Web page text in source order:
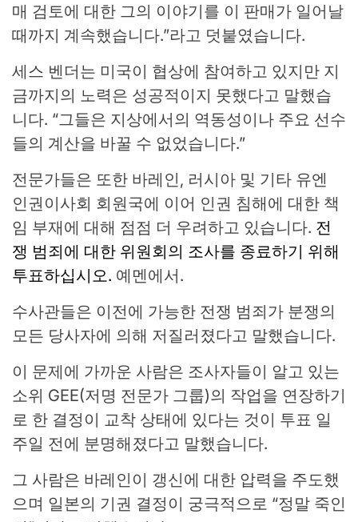
매 검토에 대한 그의 이야기를 이 판매가 일어날
때까지 계속했습니다.”라고 덧붙였습니다.
세스 벤더는 미국이 협상에 참여하고 있지만 지
금까지의 노력은 성공적이지 못했다고 말했습
니다. “그들은 지상에서의 역동성이나 주요 선수
들의 계산을 바꿀 수 없었습니다.”
전문가들은 또한 바레인, 러시아 및 기타 유엔
인권이사회 회원국에 이어 인권 침해에 대한 책
임 부재에 대해 점점 더 우려하고 있습니다. 전
쟁 범죄에 대한 위원회의 조사를 종료하기 위해
투표하십시오. 예멘에서.
수사관들은 이전에 가능한 전쟁 범죄가 분쟁의
모든 당사자에 의해 저질러졌다고 말했습니다.
이 문제에 가까운 사람은 조사자들이 알고 있는
소위 GEE(저명 전문가 그룹)의 작업을 연장하기
로 한 결정이 교착 상태에 있다는 것이 투표 일
주일 전에 분명해졌다고 말했습니다.
그 사람은 바레인이 갱신에 대한 압력을 주도했
으며 일본의 기권 결정이 궁극적으로 “정말 죽인